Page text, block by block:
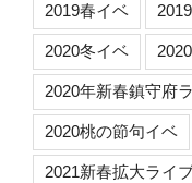
2019春イベ
2020冬イベ
2020年新春鎮守府
2020桃の節句イベ
2021新春拡大ライ